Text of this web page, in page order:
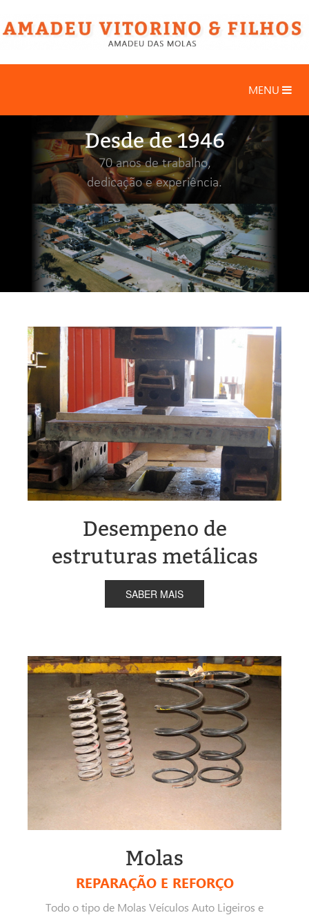
MENU
Desde de 1946
70 anos de trabalho,
dedicação e experiência.
Desempeno de
estruturas metálicas
SABER MAIS
Molas
REPARAÇÃO E REFORÇO
Todo o tipo de Molas Veículos Auto Ligeiros e